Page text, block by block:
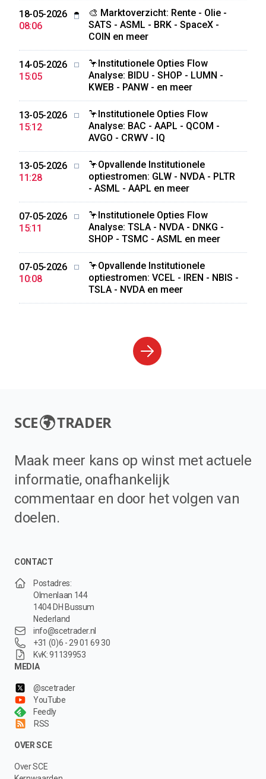
18-05-2026
08:06
🎨 Marktoverzicht: Rente - Olie -
SATS - ASML - BRK - SpaceX -
COIN en meer
14-05-2026
15:05
🦩Institutionele Opties Flow
Analyse: BIDU - SHOP - LUMN -
KWEB - PANW - en meer
13-05-2026
15:12
🦩Institutionele Opties Flow
Analyse: BAC - AAPL - QCOM -
AVGO - CRWV - IQ
13-05-2026
11:28
🦩Opvallende Institutionele
optiestromen: GLW - NVDA - PLTR
- ASML - AAPL en meer
07-05-2026
15:11
🦩Institutionele Opties Flow
Analyse: TSLA - NVDA - DNKG -
SHOP - TSMC - ASML en meer
07-05-2026
10:08
🦩Opvallende Institutionele
optiestromen: VCEL - IREN - NBIS -
TSLA - NVDA en meer
SCE TRADER
Maak meer kans op winst met actuele
informatie, onafhankelijk
commentaar en door het volgen van
doelen.
CONTACT
Postadres:
Olmenlaan 144
1404 DH Bussum
Nederland
info@scetrader.nl
+31 (0)6 - 29 01 69 30
KvK: 91139953
MEDIA
@scetrader
YouTube
Feedly
RSS
OVER SCE
Over SCE